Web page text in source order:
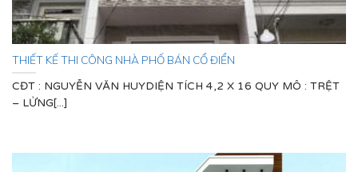
THIẾT KẾ THI CÔNG NHÀ PHỐ BÁN CỔ ĐIỂN
CĐT : NGUYỄN VĂN HUYDIỆN TÍCH 4,2 X 16 QUY MÔ : TRỆT
– LỬNG[...]